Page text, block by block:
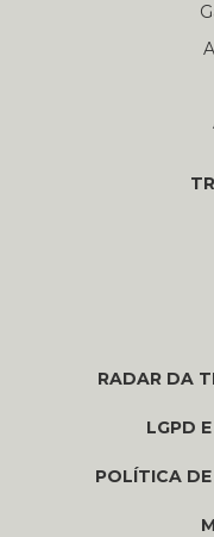
RADAR DA
LGPD
POLÍTICA